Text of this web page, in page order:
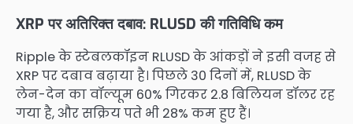
XRP पर अतिरिक्त दबाव: RLUSD की गतिविधि कम
Ripple के स्टेबलकॉइन RLUSD के आंकड़ों ने इसी वजह से
XRP पर दबाव बढ़ाया है। पिछले 30 दिनों में, RLUSD के
लेन-देन का वॉल्यूम 60% गिरकर 2.8 बिलियन डॉलर रह
गया है, और सक्रिय पते भी 28% कम हुए हैं।